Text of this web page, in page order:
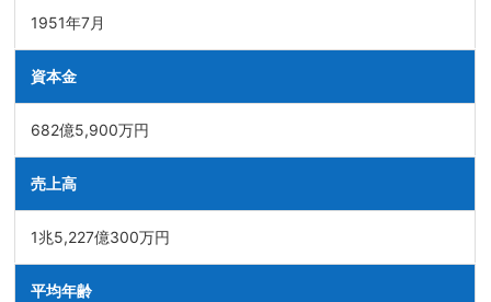
1951年7月
資本金
682億5,900万円
売上高
1兆5,227億300万円
平均年齢